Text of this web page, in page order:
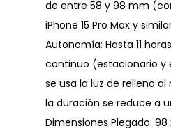
de entre 58 y 98 mm
iPhone 15 Pro Max y
Autonomía: Hasta 11
continuo (estacionario y
se usa la luz de relleno al
la duración se reduce a
Dimensiones Plegado: 98